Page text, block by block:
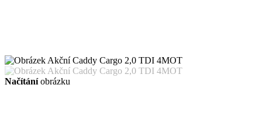
Načítáníobrázku